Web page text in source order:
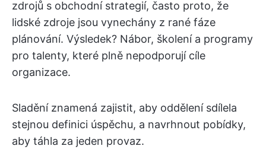
zdrojů s obchodní strategií, často proto, že
lidské zdroje jsou vynechány z rané fáze
plánování. Výsledek? Nábor, školení a programy
pro talenty, které plně nepodporují cíle
organizace.
Sladění znamená zajistit, aby oddělení sdílela
stejnou definici úspěchu, a navrhnout pobídky,
aby táhla za jeden provaz.